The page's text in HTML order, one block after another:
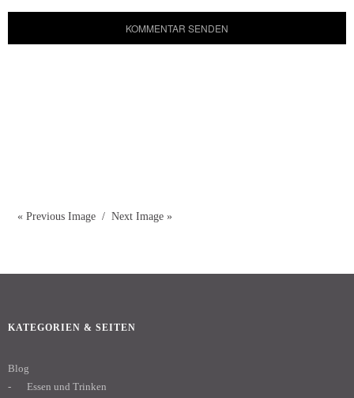
« Previous Image Next Image »
KATEGORIEN & SEITEN
Blog
Essen und Trinken